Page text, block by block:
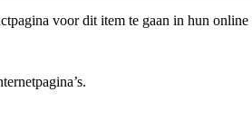
voor dit item te gaan in hun